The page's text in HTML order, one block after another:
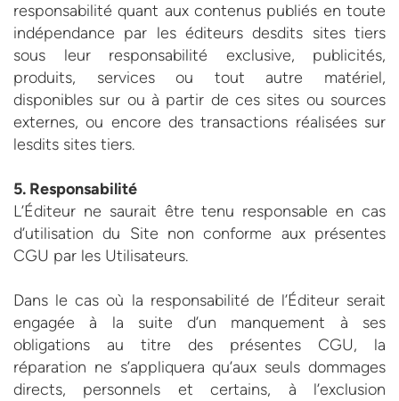
responsabilité quant aux contenus publiés en toute
indépendance par les éditeurs desdits sites tiers
sous leur responsabilité exclusive, publicités,
produits, services ou tout autre matériel,
disponibles sur ou à partir de ces sites ou sources
externes, ou encore des transactions réalisées sur
lesdits sites tiers.
5. Responsabilité
L’Éditeur ne saurait être tenu responsable en cas
d’utilisation du Site non conforme aux présentes
CGU par les Utilisateurs.
Dans le cas où la responsabilité de l’Éditeur serait
engagée à la suite d’un manquement à ses
obligations au titre des présentes CGU, la
réparation ne s’appliquera qu’aux seuls dommages
directs, personnels et certains, à l’exclusion